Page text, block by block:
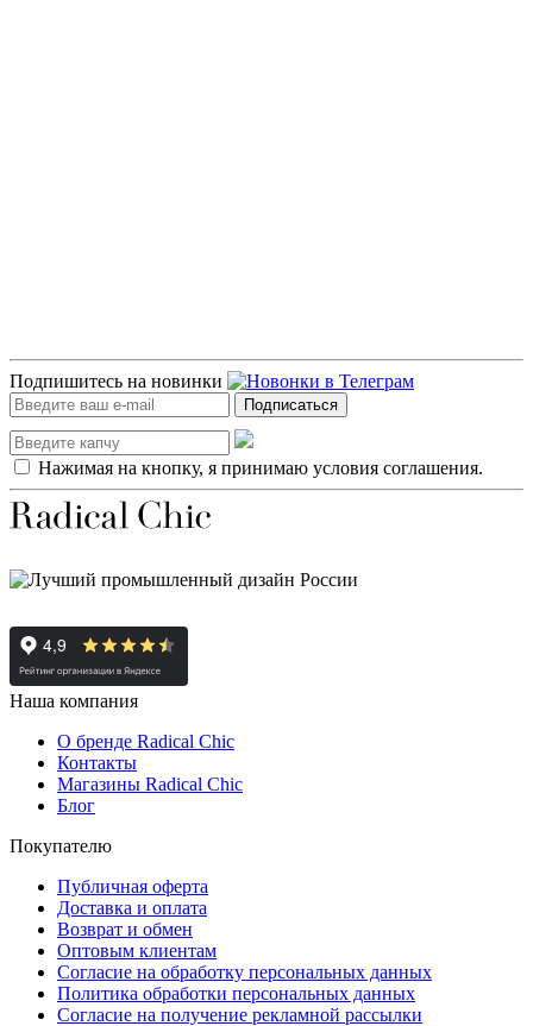
Подпишитесь на новинки
Подписаться
Нажимая на кнопку, я принимаю условия соглашения.
Наша компания
О бренде Radical Chic
Контакты
Магазины Radical Chic
Блог
Покупателю
Публичная оферта
Доставка и оплата
Возврат и обмен
Оптовым клиентам
Согласие на обработку персональных данных
Политика обработки персональных данных
Согласие на получение рекламной рассылки